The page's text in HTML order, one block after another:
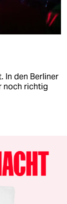
In den Berliner
noch richtig